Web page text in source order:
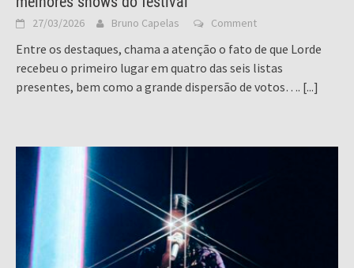
27/03/2026 Bruno Capelas Comment
Entre os destaques, chama a atenção o fato de que Lorde
recebeu o primeiro lugar em quatro das seis listas
presentes, bem como a grande dispersão de votos…. [...]